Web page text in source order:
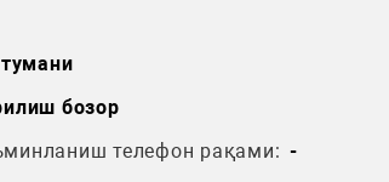
бозор
телефон рақами: -